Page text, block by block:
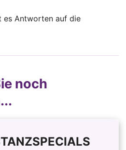
es Antworten auf die
noch